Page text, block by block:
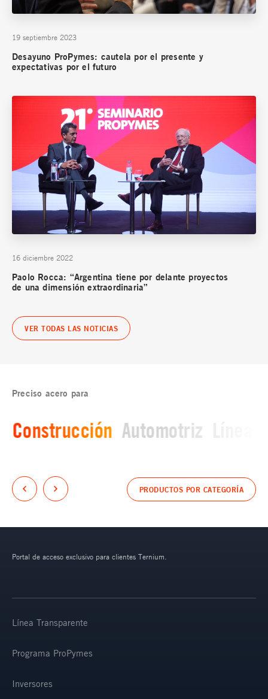
19 septiembre 2023
Desayuno ProPymes: cautela por el presente y
expectativas por el futuro
16 diciembre 2022
Paolo Rocca: “Argentina tiene por delante proyectos
de una dimensión extraordinaria”
VER TODAS LAS NOTICIAS
Preciso acero para
Construcción Automotriz
PRODUCTOS POR CATEGORÍA
Portal de acceso exclusivo para clientes Ternium.
Línea Transparente
Programa ProPymes
Inversores